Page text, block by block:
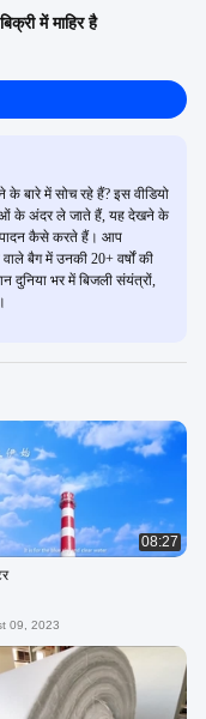
में माहिर है
बारे में सोच रहे हैं? इस वीडियो
के अंदर ले जाते हैं, यह देखने के
कैसे करते हैं। आप
बैग में उनकी 20+ वर्षों की
दुनिया भर में बिजली संयंत्रों,
08:27
09, 2023